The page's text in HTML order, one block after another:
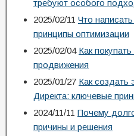
требуют особого
2025/02/11 Что
принципы оптимизации
2025/02/04 Как
продвижения
2025/01/27 Как создать
Директа: ключевые
2024/11/11 Почему
причины и решения